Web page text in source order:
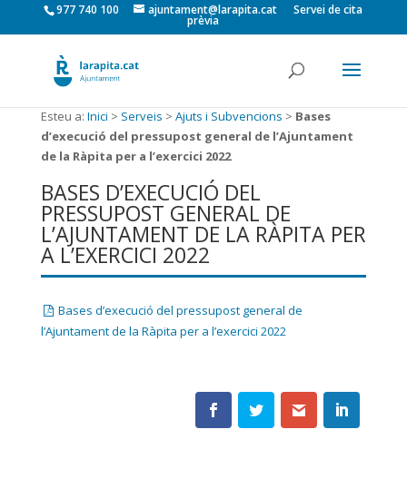
977 740 100 ajuntament@larapita.cat Servei de cita
prèvia
Esteu a: Inici > Serveis > Ajuts i Subvencions > Bases
d’execució del pressupost general de l’Ajuntament
de la Ràpita per a l’exercici 2022
BASES D’EXECUCIÓ DEL
PRESSUPOST GENERAL DE
L’AJUNTAMENT DE LA RÀPITA PER
A L’EXERCICI 2022
Bases d’execució del pressupost general de
l’Ajuntament de la Ràpita per a l’exercici 2022